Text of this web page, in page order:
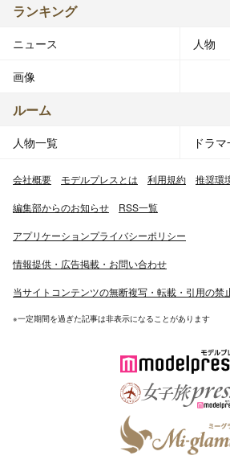
ランキング
ニュース 人物
画像
ルーム
人物一覧 ドラ
会社概要 モデルプレスとは 利用規約 推奨環
編集部からのお知らせ RSS一覧
アプリケーションプライバシーポリシー
情報提供・広告掲載・お問い合わせ
当サイトコンテンツの無断複写・転載・引用の禁
※一定期間を過ぎた記事は非表示になることがあります